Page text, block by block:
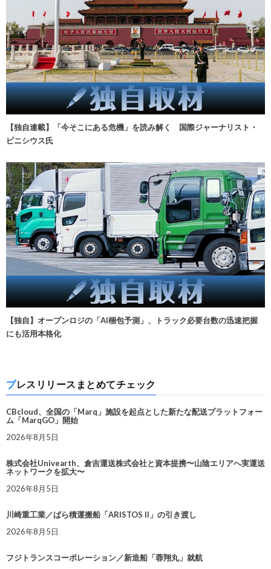
【独自連載】「今そこにある危機」を読み解く 国際ジャーナリスト・
ビニシウス氏
【独自】オープンロジの「AI梱包予測」、トラック必要台数の迅速把握
にも活用本格化
プレスリリースまとめてチェック
CBcloud、全国の「Marq」施設を起点とした新たな配送プラットフォー
ム「MarqGO」開始
2026年8月5日
株式会社Univearth、倉吉運送株式会社と資本提携〜山陰エリアへ実運送
ネットワークを拡大〜
2026年8月5日
川崎重工業／ばら積運搬船「ARISTOS II」の引き渡し
2026年8月5日
フジトランスコーポレーション／新造船「蓉翔丸」就航